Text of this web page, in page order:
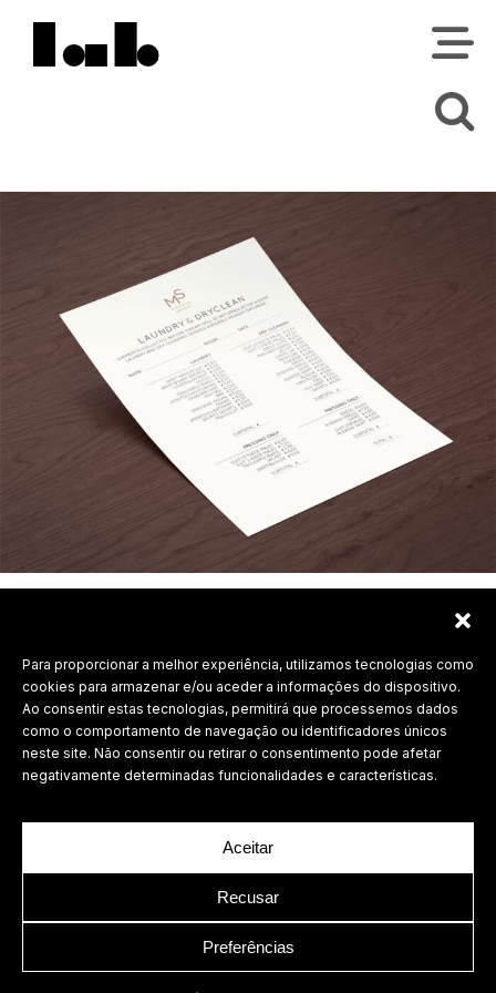
Para proporcionar a melhor experiência, utilizamos tecnologias como
cookies para armazenar e/ou aceder a informações do dispositivo.
Ao consentir estas tecnologias, permitirá que processemos dados
como o comportamento de navegação ou identificadores únicos
neste site. Não consentir ou retirar o consentimento pode afetar
negativamente determinadas funcionalidades e características.
Aceitar
Recusar
Preferências
Labdesign, Lda.
2026 Todos os direitos reservados.
Política de Privacidade